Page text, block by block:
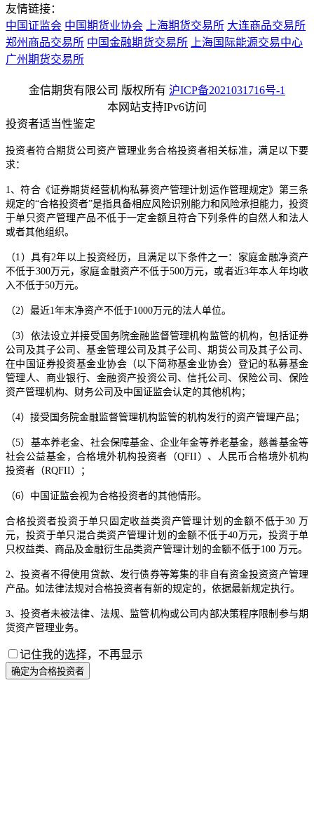
友情链接：
中国证监会 中国期货业协会 上海期货交易所 大连商品交易所
郑州商品交易所 中国金融期货交易所
上海国际能源交易中心
广州期货交易所
金信期货有限公司 版权所有 沪ICP备2021031716号-1
本网站支持IPv6访问
投资者适当性鉴定
投资者符合期货公司资产管理业务合格投资者相关标准，满足以下要
求：
1、符合《证券期货经营机构私募资产管理计划运作管理规定》第三条
规定的“合格投资者”是指具备相应风险识别能力和风险承担能力，投资
于单只资产管理产品不低于一定金额且符合下列条件的自然人和法人
或者其他组织。
（1）具有2年以上投资经历，且满足以下条件之一：家庭金融净资产
不低于300万元，家庭金融资产不低于500万元，或者近3年本人年均收
入不低于50万元。
（2）最近1年末净资产不低于1000万元的法人单位。
（3）依法设立并接受国务院金融监督管理机构监管的机构，包括证券
公司及其子公司、基金管理公司及其子公司、期货公司及其子公司、
在中国证券投资基金业协会（以下简称基金业协会）登记的私募基金
管理人、商业银行、金融资产投资公司、信托公司、保险公司、保险
资产管理机构、财务公司及中国证监会认定的其他机构；
（4）接受国务院金融监督管理机构监管的机构发行的资产管理产品；
（5）基本养老金、社会保障基金、企业年金等养老基金，慈善基金等
社会公益基金，合格境外机构投资者（QFII）、人民币合格境外机构
投资者（RQFII）；
（6）中国证监会视为合格投资者的其他情形。
合格投资者投资于单只固定收益类资产管理计划的金额不低于30 万
元，投资于单只混合类资产管理计划的金额不低于40万元，投资于单
只权益类、商品及金融衍生品类资产管理计划的金额不低于100 万元。
2、投资者不得使用贷款、发行债券等筹集的非自有资金投资资产管理
产品。如法律法规对合格投资者有新的规定的，依据最新规定执行。
3、投资者未被法律、法规、监管机构或公司内部决策程序限制参与期
货资产管理业务。
记住我的选择，不再显示
确定为合格投资者